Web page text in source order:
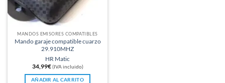
MANDOS EMISORES COMPATIBLES
Mando garaje compatible cuarzo
29.910MHZ
HR Matic
34,99€ (IVA incluido)
AÑADIR AL CARRITO